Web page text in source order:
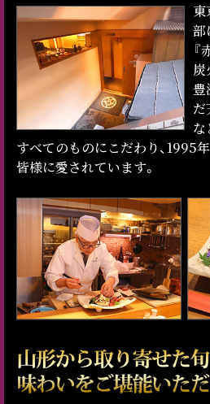
東
部
『
炭
豊
だ
な
すべてのものにこだわり、1995
皆様に愛されています。